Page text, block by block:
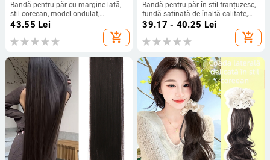
Bandă pentru păr cu margine lată,
stil coreean, model ondulat,
personalizabilă la comandă,
potrivită pentru nunți, amintiri de
călătorie și cadouri corporative
43.55 Lei
add_shopping_cart
Bandă pentru păr în stil franțuzesc,
fundă satinată de înaltă calitate,
pentru femei, din material, lucrată
39.17 - 40.25 Lei
add_shopping_cart